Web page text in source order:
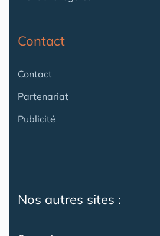
Contact
Contact
Partenariat
Publicité
Nos autres sites :